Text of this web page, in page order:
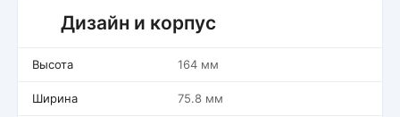
Дизайн и корпус
Высота 164 мм
Ширина 75.8 мм